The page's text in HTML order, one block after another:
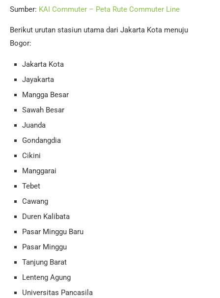
Sumber: KAI Commuter – Peta Rute Commuter Line
Berikut urutan stasiun utama dari Jakarta Kota menuju
Bogor:
Jakarta Kota
Jayakarta
Mangga Besar
Sawah Besar
Juanda
Gondangdia
Cikini
Manggarai
Tebet
Cawang
Duren Kalibata
Pasar Minggu Baru
Pasar Minggu
Tanjung Barat
Lenteng Agung
Universitas Pancasila